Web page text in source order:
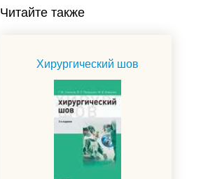
Читайте также
Хирургический шов